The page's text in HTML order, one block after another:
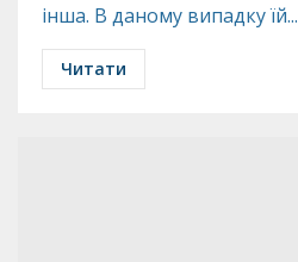
інша. В даному випадку їй...
Читати